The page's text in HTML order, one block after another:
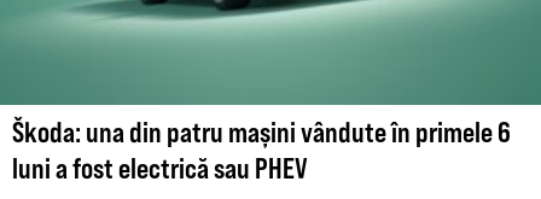
Škoda: una din patru mașini vândute în primele 6
luni a fost electrică sau PHEV